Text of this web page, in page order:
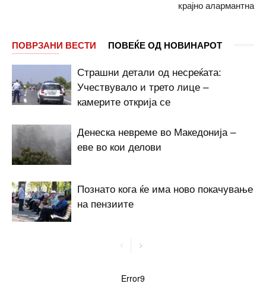
крајно алармантна
ПОВРЗАНИ ВЕСТИ ПОВЕЌЕ ОД НОВИНАРОТ
Страшни детали од несреќата:
Учествувало и трето лице –
камерите открија се
Денеска невреме во Македонија –
еве во кои делови
Познато кога ќе има ново покачување
на пензиите
Error9